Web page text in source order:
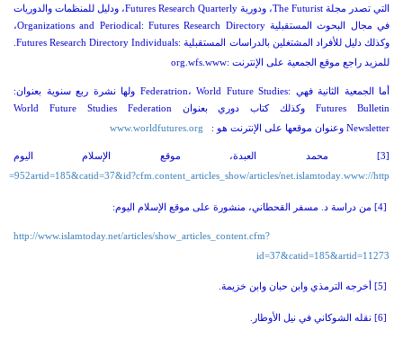
التي تصدر مجلة The Futurist، ودورية Futures Research Quarterly، ودليل للمنظمات والدوريات
في مجال البحوث المستقبلية Futures Research Directory
:
Organizations and Periodical،
وكذلك دليل للأفراد المشتغلين بالدراسات المستقبلية:
Futures Research Directory Individuals
للمزيد راجع موقع الجمعية على الإنترنت :
www
wfs
org
أما الجمعية الثانية فهي :
World Future Studies ،Federatrion ولها نشرة ربع سنوية بعنوان:
Futures Bulletin
وكذلك كتاب دوري بعنوان
World Future Studies Federation
Newsletter وعنوان موقعها على الإنترنت هو :
www.worldfutures org
[3]
محمد العبدة، موقع الإسلام اليوم
http
://
www
.
islamtoday
.
net
/
articles
/
show
articles
content
.
cfm
?
id
=37&
catid
=185&
artid
=952
[4] من دراسة د. مسفر القحطاني، منشورة على موقع الإسلام اليوم:
http://www.islamtoday.net/articles/show articles content cfm?
id=37&catid=185&artid=11273
[5] أخرجه الترمذي وابن حبان وابن خزيمة.
[6] نقله الشوكاني في نيل الأوطار